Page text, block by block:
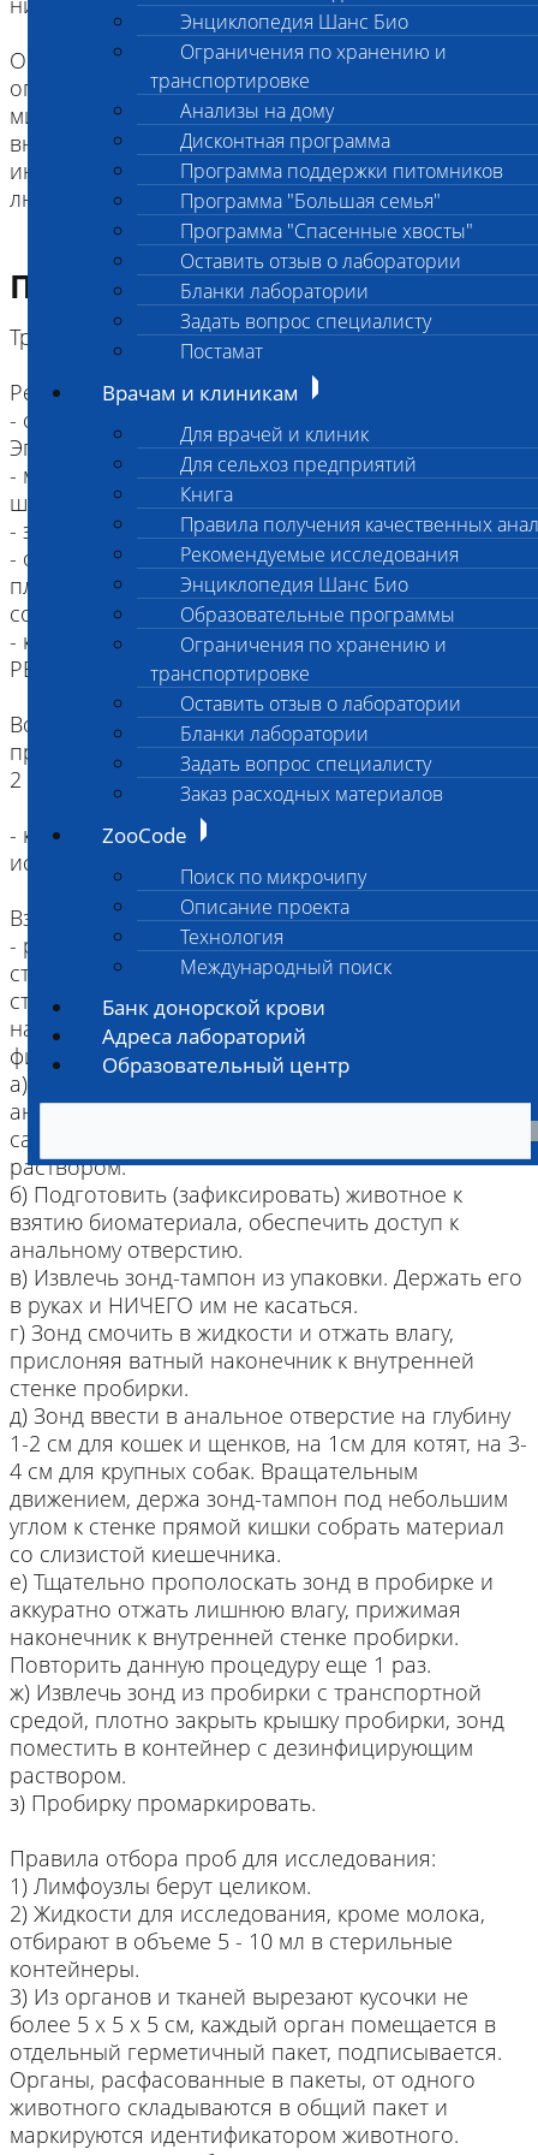
Энциклопедия Шанс Био
Ограничения по хранению и
транспортировке
Анализы на дому
Дисконтная программа
Программа поддержки питомников
Программа "Большая семья"
Программа "Спасенные хвосты"
Оставить отзыв о лаборатории
Бланки лаборатории
Задать вопрос специалисту
Постамат
Врачам и клиникам
Для врачей и клиник
Для сельхоз предприятий
Книга
Правила получения качественных
Рекомендуемые исследования
Энциклопедия Шанс Био
Образовательные программы
Ограничения по хранению и
транспортировке
Оставить отзыв о лаборатории
Бланки лаборатории
Задать вопрос специалисту
Заказ расходных материалов
ZooCode
Поиск по микрочипу
Описание проекта
Технология
Международный поиск
Банк донорской крови
Адреса лабораторий
Образовательный центр
Опасность для здоровья человека: потенциально
опасна, животные выделяющие данный
микроорганизм в больших количествах во
внешнюю среду могут быть источником
инфекции у человека (особенно у детей и у всех
людей с ослабленным иммунитетом.
Подготовка к исследованию
Требования к пробе:
Рекомендованный материал:
- смыв из прямой кишки в пробирку типа
Эппендорф+0,5 мл физ. раствора;
- молоко, мин.5 мл, в чистой пробирке или
шприце;
- эякулят, мин. 0,5 мл в пробирке типа Эппендорф;
- от абортированных плодов: фрагмент
плаценты, паренхиматозные органы,
содержимое желудка/брюшной полости.
- кал в контейнере - допускается для ПТИЦ и
РЕПТИЛИЙ
Возможно исследование - венозной крови в
пробирке с антикоагулянтом ЭДТА - мин. объем -
2 мл;
- кровь с гепарином не подходит для
исследований методом ПЦР!
Взятие материала:
- ректальный смыв берется с использовнаием
стерильных зондов с ватными тампонами и
стерильных пробирок объемом типа Эппендор
на 1,5 мл, содержащие 300-500 мкл стерильного
физиологического раствора.
а) При наличии загрязнений на поверхности
анального отверстия убрать их стерильной
салфеткой смоченной физиологическим
раствором.
б) Подготовить (зафиксировать) животное к
взятию биоматериала, обеспечить доступ к
анальному отверстию.
в) Извлечь зонд-тампон из упаковки. Держать его
в руках и НИЧЕГО им не касаться.
г) Зонд смочить в жидкости и отжать влагу,
прислоняя ватный наконечник к внутренней
стенке пробирки.
д) Зонд ввести в анальное отверстие на глубину
1-2 см для кошек и щенков, на 1см для котят, на 3-
4 см для крупных собак. Вращательным
движением, держа зонд-тампон под небольшим
углом к стенке прямой кишки собрать материал
со слизистой киешечника.
е) Тщательно прополоскать зонд в пробирке и
аккуратно отжать лишнюю влагу, прижимая
наконечник к внутренней стенке пробирки.
Повторить данную процедуру еще 1 раз.
ж) Извлечь зонд из пробирки с транспортной
средой, плотно закрыть крышку пробирки, зонд
поместить в контейнер с дезинфицирующим
раствором.
з) Пробирку промаркировать.
Правила отбора проб для исследования:
1) Лимфоузлы берут целиком.
2) Жидкости для исследования, кроме молока,
отбирают в объеме 5 - 10 мл в стерильные
контейнеры.
3) Из органов и тканей вырезают кусочки не
более 5 х 5 х 5 см, каждый орган помещается в
отдельный герметичный пакет, подписывается.
Органы, расфасованные в пакеты, от одного
животного складываются в общий пакет и
маркируются идентификатором животного.